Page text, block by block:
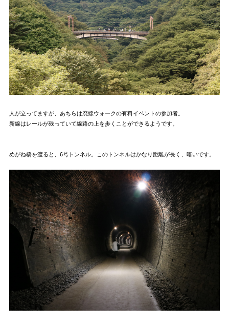
人が立ってますが、あちらは廃線ウォークの有料イベントの参加者。
新線はレールが残っていて線路の上を歩くことができるようです。
めがね橋を渡ると、6号トンネル。このトンネルはかなり距離が長く、暗いです。